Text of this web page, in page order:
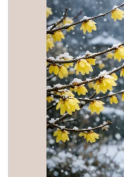
す花言葉は